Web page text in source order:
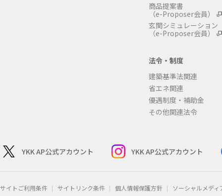
商品提案書
（e-Proposer会員）
玄関シミュレーション
（e-Proposer会員）
法令・制度
建築基準法関連
省エネ関連
優遇制度・補助金
その他関連法令
YKK AP公式アカウント YKK AP公式アカウント
サイトご利用条件 サイトリンク条件 個人情報保護方針 ソーシャルメデ